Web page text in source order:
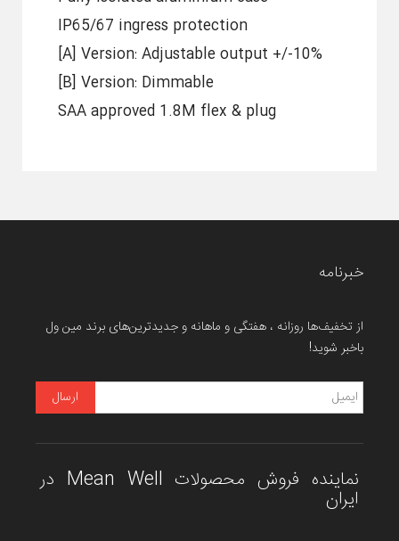
IP65/67 ingress protection
[A] Version: Adjustable output +/-10%
[B] Version: Dimmable
SAA approved 1.8M flex & plug
خبرنامه
از تخفیف‌ها روزانه ، هفتگی و ماهانه و جدیدترین‌های برند مین ول
باخبر شوید!
نماینده فروش محصولات Mean Well در
ایران